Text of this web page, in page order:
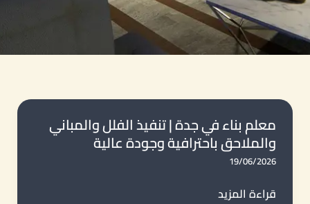
معلم بناء في جدة | تنفيذ الفلل والمباني
والملاحق باحترافية وجودة عالية
19/06/2026
معلم
قراءة المزيد